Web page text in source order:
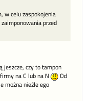
w celu zaspokojenia
przed
jeszcze, czy to tampon
na C lub na N
Od
można nieźle ego